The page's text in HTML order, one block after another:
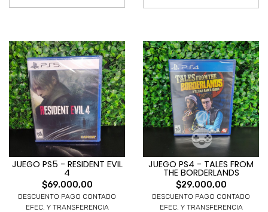
JUEGO PS5 - RESIDENT EVIL
4
$69.000,00
DESCUENTO PAGO CONTADO
EFEC. Y TRANSFERENCIA
JUEGO PS4 - TALES FROM
THE BORDERLANDS
$29.000,00
DESCUENTO PAGO CONTADO
EFEC. Y TRANSFERENCIA